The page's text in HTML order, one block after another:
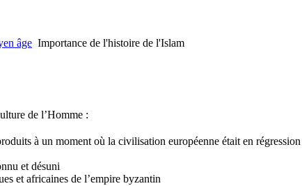
âge Importance de l'histoire de l'Islam
de l’Homme :
à un moment où la civilisation européenne était en
et désuni
et africaines de l’empire byzantin